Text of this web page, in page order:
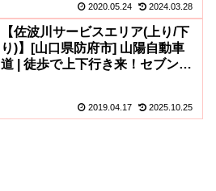
2020.05.24 2024.03.28
【佐波川サービスエリア(上り/下
り)】[山口県防府市] 山陽自動車
道 | 徒歩で上下行き来！セブンイ
2019.04.17 2025.10.25